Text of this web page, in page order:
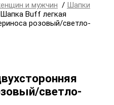
и мужчин / Шапки
Шапка Buff легкая
розовый/светло-
светло-